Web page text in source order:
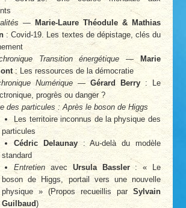
— Marie-Laure Théodule & Mathias
: Covid-19. Les textes de dépistage, clés du
Transition énergétique — Marie
: Les ressources de la démocratie
Numérique —Gérard Berry: Le
progrès ou danger ?
des particules : Après le boson de Higgs
Les territoire inconnus de la physique des
particules
Cédric Delaunay: Au-delà du modèle
standard
Entretien avecUrsula Bassler: « Le
boson de Higgs, portail vers une nouvelle
physique » (Propos recueillis par Sylvain
Guilbaud)